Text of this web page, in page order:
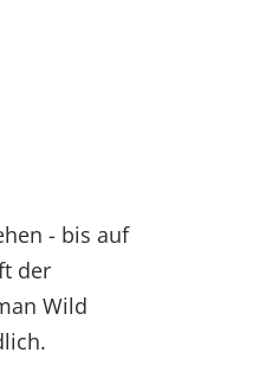
- bis auf
der
Wild